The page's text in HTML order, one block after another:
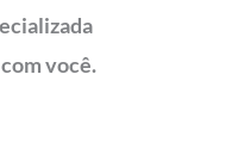
você.